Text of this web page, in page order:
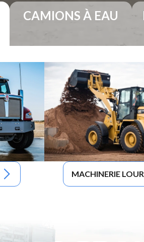
CAMIONS À EAU
MACHINERIE